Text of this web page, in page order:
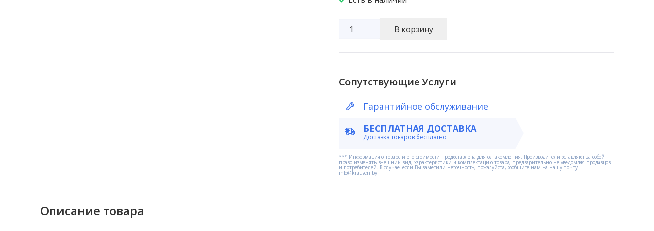
Количество
Картридж
очистки
из
полипропилена
5
микрон
В корзину
Сопутствующие Услуги
Гарантийное обслуживание
БЕСПЛАТНАЯ ДОСТАВКА
Доставка товаров бесплатно
*** Информация о товаре и его стоимости предоставлена для ознакомления. Производители оставляют за собой
право изменять внешний вид, характеристики и комплектацию товара, предварительно не уведомляя продавцов
и потребителей. В случае, если Вы заметили неточность, пожалуйста, сообщите нам на нашу почту
info@krausen.by.
Описание товара